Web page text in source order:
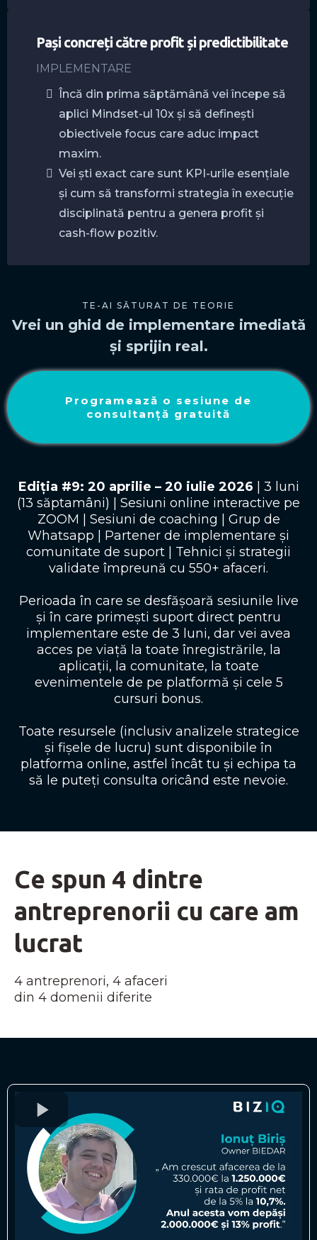
Pași concreți către profit și predictibilitate
IMPLEMENTARE
Încă din prima săptămână vei începe să
aplici Mindset-ul 10x și să definești
obiectivele focus care aduc impact
maxim.
Vei ști exact care sunt KPI-urile esențiale
și cum să transformi strategia în execuție
disciplinată pentru a genera profit și
cash-flow pozitiv.
TE-AI SĂTURAT DE TEORIE
Vrei un ghid de implementare imediată
și sprijin real.
Programează o sesiune de
consultanță gratuită
Ediția #9: 20 aprilie – 20 iulie 2026 | 3 luni
(13 săptamâni) | Sesiuni online interactive pe
ZOOM | Sesiuni de coaching | Grup de
Whatsapp | Partener de implementare și
comunitate de suport | Tehnici și strategii
validate împreună cu 550+ afaceri.
Perioada în care se desfășoară sesiunile live
și în care primești suport direct pentru
implementare este de 3 luni, dar vei avea
acces pe viață la toate înregistrările, la
aplicații, la comunitate, la toate
evenimentele de pe platformă și cele 5
cursuri bonus.
Toate resursele (inclusiv analizele strategice
și fișele de lucru) sunt disponibile în
platforma online, astfel încât tu și echipa ta
să le puteți consulta oricând este nevoie.
Ce spun 4 dintre
antreprenorii cu care am
lucrat
4 antreprenori, 4 afaceri
din 4 domenii diferite